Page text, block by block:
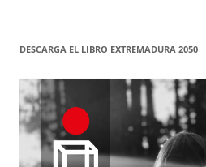
DESCARGA EL LIBRO EXTREMADURA 2050